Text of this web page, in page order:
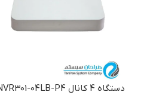
دستگاه 4 کانال NVR301-04LB-P4